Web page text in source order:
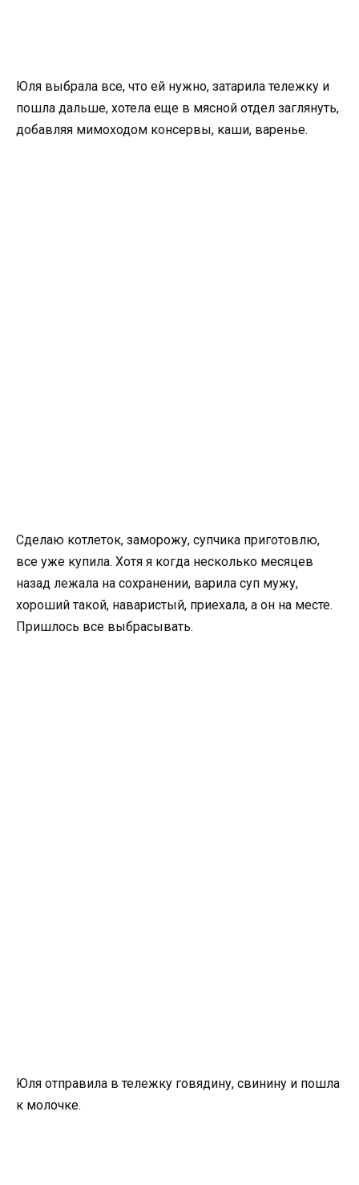
Юля выбрала все, что ей нужно, затарила тележку и
пошла дальше, хотела еще в мясной отдел заглянуть,
добавляя мимоходом консервы, каши, варенье.
Сделаю котлеток, заморожу, супчика приготовлю,
все уже купила. Хотя я когда несколько месяцев
назад лежала на сохранении, варила суп мужу,
хороший такой, наваристый, приехала, а он на месте.
Пришлось все выбрасывать.
Юля отправила в тележку говядину, свинину и пошла
к молочке.